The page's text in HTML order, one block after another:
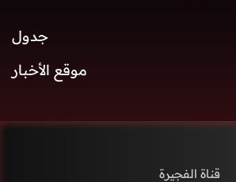
جدول
موقع الأخبار
قناة الفجيرة